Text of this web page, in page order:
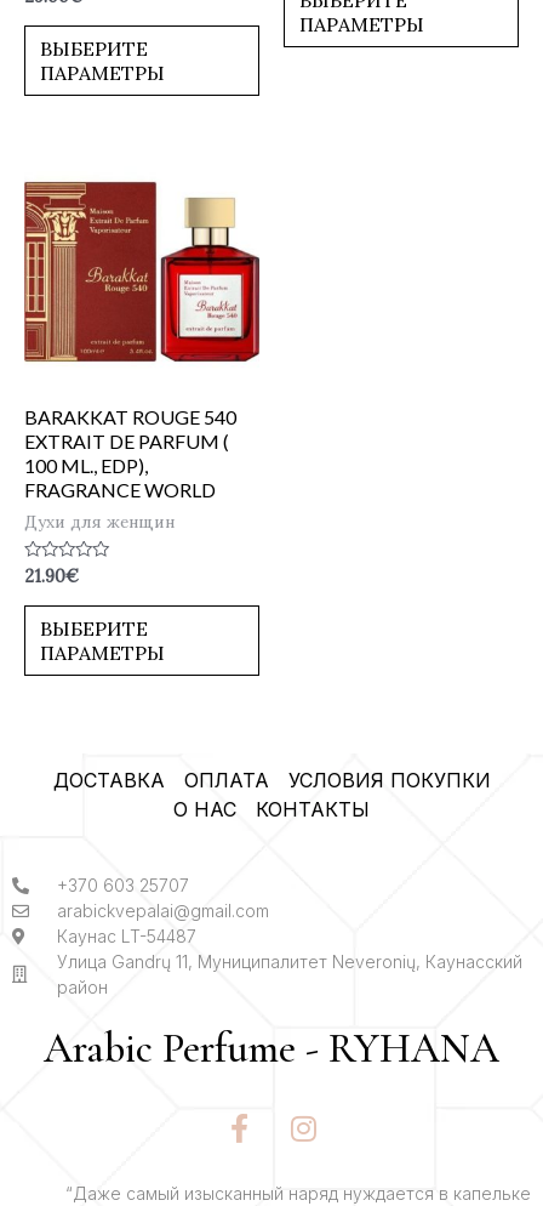
из
ВЫБЕРИТЕ
ПАРАМЕТРЫ
ПАРАМЕТРЫ
BARAKKAT ROUGE 540
EXTRAIT DE PARFUM (
100 ML., EDP),
FRAGRANCE WORLD
Духи для женщин
Оценка
из
21.90€
ВЫБЕРИТЕ
ПАРАМЕТРЫ
ДОСТАВКА ОПЛАТА
УСЛОВИЯ ПОКУПКИ
О НАС
КОНТАКТЫ
+370 603 25707
arabickvepalai@gmail.com
Каунас LT-54487
Улица Gandrų 11, Муниципалитет Neveronių, Каунасский
район
Arabic Perfume - RYHANA
F
a
I
n
“Даже самый изысканный наряд нуждается в капельке